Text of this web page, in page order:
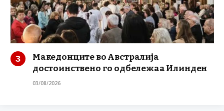
Македонците во Австралија
достоинствено го одбележаа Илинден
03/08/2026